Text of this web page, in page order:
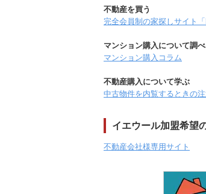
不動産を買う
完全会員制の家探しサイト「
マンション購入について調
マンション購入コラム
不動産購入について学ぶ
中古物件を内覧するときの
イエウール加盟希望
不動産会社様専用サイト